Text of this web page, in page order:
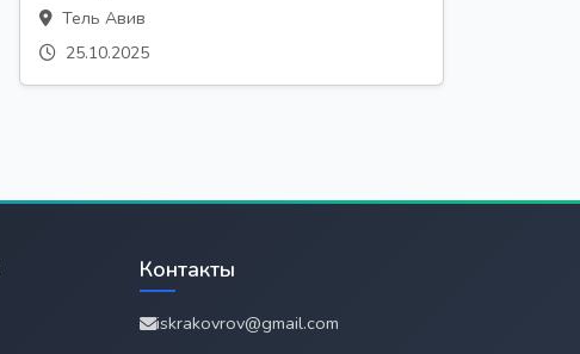
Тель Авив
25.10.2025
Контакты
iskrakovrov@gmail.com